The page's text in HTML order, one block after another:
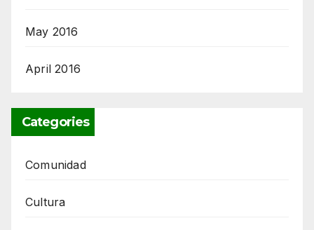
May 2016
April 2016
Categories
Comunidad
Cultura